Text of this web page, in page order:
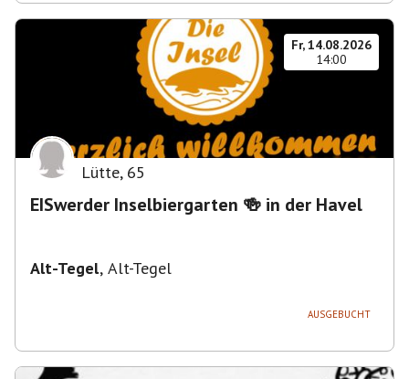
Fr, 14.08.2026
14:00
Lütte, 65
EISwerder Inselbiergarten 🍻 in der Havel
Alt-Tegel, Alt-Tegel
AUSGEBUCHT